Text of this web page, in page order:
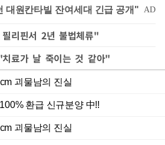
리핀서 2년 불법체류"
료가 날 죽이는 것 같아"